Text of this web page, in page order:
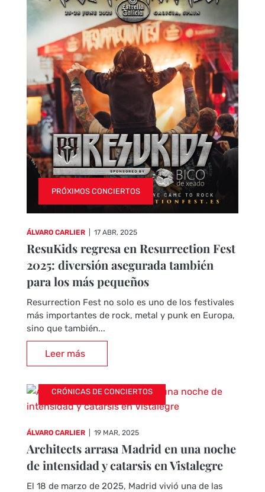
PRÓXIMOS CONCIERTOS
ÁLVARO CARLIER 17 ABR, 2025
ResuKids regresa en Resurrection Fest
2025: diversión asegurada también
para los más pequeños
Resurrection Fest no solo es uno de los festivales
más importantes de rock, metal y punk en Europa,
sino que también...
Leer más
CRÓNICAS DE CONCIERTOS
ÁLVARO CARLIER 19 MAR, 2025
Architects arrasa Madrid en una noche
de intensidad y catarsis en Vistalegre
El 18 de marzo de 2025, Madrid vivió una de las